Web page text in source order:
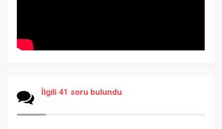
İlgili 41 soru bulundu